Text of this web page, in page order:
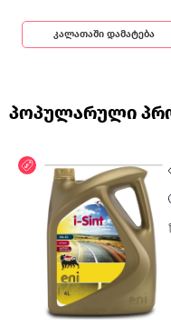
კალათაში დამატება
პოპულარული
ფასდაკლება